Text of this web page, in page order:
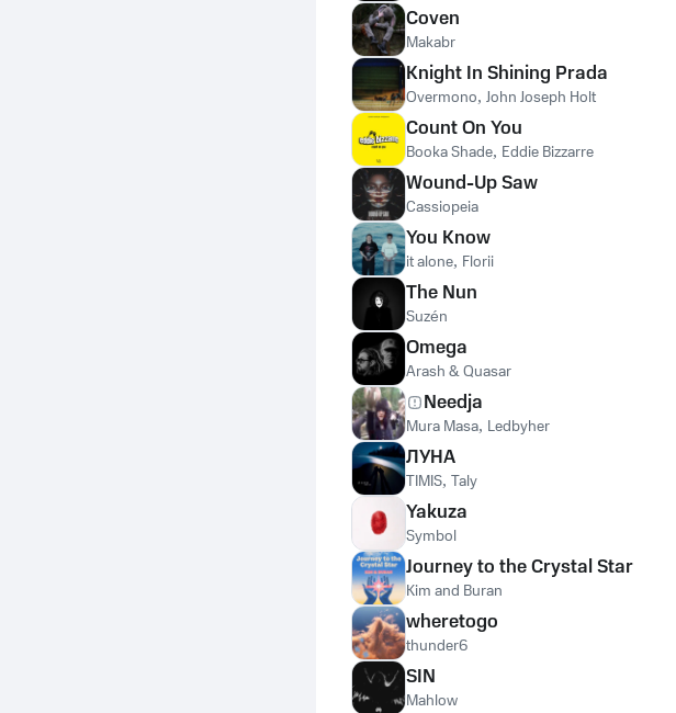
Coven
Makabr
Knight In Shining Prada
Overmono, John Joseph Holt
Count On You
Booka Shade, Eddie Bizzarre
Wound-Up Saw
Cassiopeia
You Know
it alone, Florii
The Nun
Suzén
Оmega
Arash & Quasar
Needja
Mura Masa, Ledbyher
ЛУНА
TIMIS, Taly
Yakuza
Symbol
Journey to the Crystal Star
Kim and Buran
wheretogo
thunder6
SIN
Mahlow